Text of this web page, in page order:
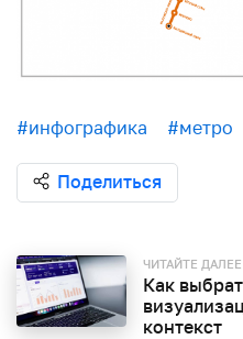
#инфографика #метро
Поделиться
ЧИТАЙТЕ ДАЛЕЕ
Как
контекст